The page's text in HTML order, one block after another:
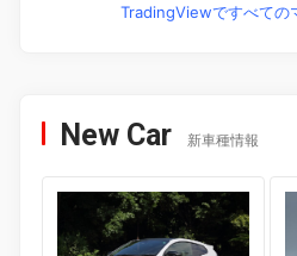
TradingViewですべての
New Car 新車種情報